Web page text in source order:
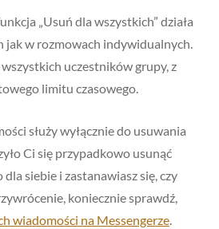
„Usuń dla wszystkich” działa
jak w rozmowach indywidualnych.
uczestników grupy, z
limitu czasowego.
służy wyłącznie do usuwania
Ci się przypadkowo usunąć
siebie i zastanawiasz się, czy
koniecznie sprawdź,
wiadomości na Messengerze.